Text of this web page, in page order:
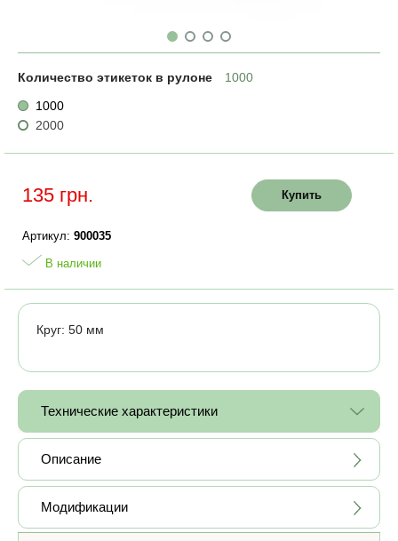
Количество этикеток в рулоне
1000
1000
2000
135 грн. Купить
Артикул: 900035
В наличии
Круг: 50 мм
Технические характеристики
Описание
Модификации